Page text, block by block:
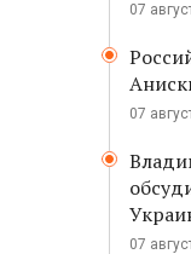
07
07
07